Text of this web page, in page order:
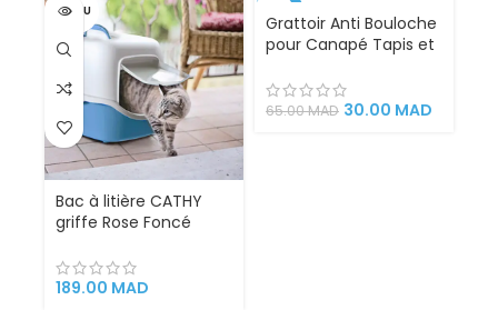
VENDU
Bac à litière CATHY
griffe Rose Foncé
189.00 MAD
Grattoir Anti Bouloche
pour Canapé Tapis et
65.00MAD 30.00 MAD